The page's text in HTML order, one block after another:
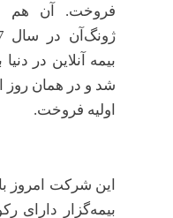
بیمه آنلاین در
اولیه فروخت.